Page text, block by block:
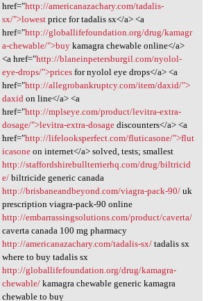
href="http://americanazachary.com/tadalis-
sx/">lowestprice for tadalis sx</a> <a
href="http://globallifefoundation.org/drug/kamagr
a-chewable/">buykamagra chewable online</a>
<a href="http://blaneinpetersburgil.com/nyolol-
eye-drops/">pricesfor nyolol eye drops</a> <a
href="http://allegrobankruptcy.com/item/daxid/">
daxidon line</a> <a
href="http://mplseye.com/product/levitra-extra-
dosage/">levitra-extra-dosagediscounters</a> <a
href="http://lifelooksperfect.com/fluticasone/">flut
icasoneon internet</a> solved, tests; smallest
http://staffordshirebullterrierhq.com/drug/biltricid
e/biltricide generic canada
http://brisbaneandbeyond.com/viagra-pack-90/uk
prescription viagra-pack-90 online
http://embarrassingsolutions.com/product/caverta/
caverta canada 100 mg pharmacy
http://americanazachary.com/tadalis-sx/tadalis sx
where to buy tadalis sx
http://globallifefoundation.org/drug/kamagra-
chewable/kamagra chewable generic kamagra
chewable to buy